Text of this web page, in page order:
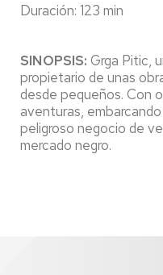
Duración: 123 min
SINOPSIS: Grga Pitic,
propietario de unas
desde pequeños. Con
aventuras,
peligroso negocio de
mercado negro.